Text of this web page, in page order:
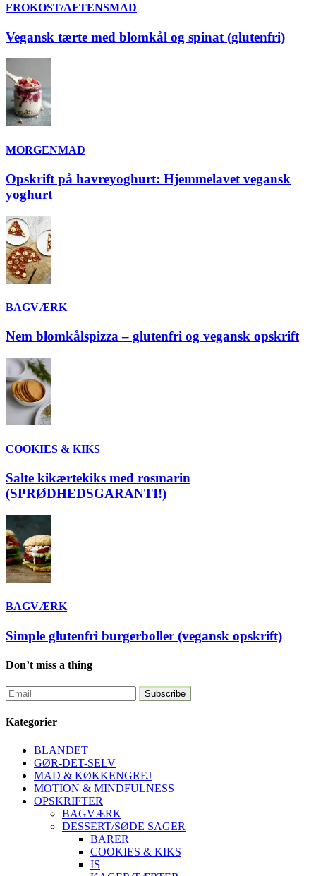
FROKOST/AFTENSMAD
Vegansk tærte med blomkål og spinat (glutenfri)
MORGENMAD
Opskrift på havreyoghurt: Hjemmelavet vegansk
yoghurt
BAGVÆRK
Nem blomkålspizza – glutenfri og vegansk opskrift
COOKIES & KIKS
Salte kikærtekiks med rosmarin
(SPRØDHEDSGARANTI!)
BAGVÆRK
Simple glutenfri burgerboller (vegansk opskrift)
Don’t miss a thing
Kategorier
BLANDET
GØR-DET-SELV
MAD & KØKKENGREJ
MOTION & MINDFULNESS
OPSKRIFTER
BAGVÆRK
DESSERT/SØDE SAGER
BARER
COOKIES & KIKS
IS